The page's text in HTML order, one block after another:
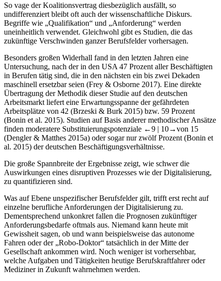
So vage der Koalitionsvertrag diesbezüglich ausfällt, so
undifferenziert bleibt oft auch der wissenschaftliche Diskurs.
Begriffe wie „Qualifikation“ und „Anforderung“ werden
uneinheitlich verwendet. Gleichwohl gibt es Studien, die das
zukünftige Verschwinden ganzer Berufsfelder vorhersagen.
Besonders großen Widerhall fand in den letzten Jahren eine
Untersuchung, nach der in den USA 47 Prozent aller Beschäftigten
in Berufen tätig sind, die in den nächsten ein bis zwei Dekaden
maschinell ersetzbar seien (Frey & Osborne 2017). Eine direkte
Übertragung der Methodik dieser Studie auf den deutschen
Arbeitsmarkt liefert eine Erwartungsspanne der gefährdeten
Arbeitsplätze von 42 (Brzeski & Burk 2015) bzw. 59 Prozent
(Bonin et al. 2015). Studien auf Basis anderer methodischer Ansätze
finden moderatere Substituierungspotenziale ←9 | 10→von 15
(Dengler & Matthes 2015a) oder sogar nur zwölf Prozent (Bonin et
al. 2015) der deutschen Beschäftigungsverhältnisse.
Die große Spannbreite der Ergebnisse zeigt, wie schwer die
Auswirkungen eines disruptiven Prozesses wie der Digitalisierung,
zu quantifizieren sind.
Was auf Ebene unspezifischer Berufsfelder gilt, trifft erst recht auf
einzelne berufliche Anforderungen der Digitalisierung zu.
Dementsprechend unkonkret fallen die Prognosen zukünftiger
Anforderungsbedarfe oftmals aus. Niemand kann heute mit
Gewissheit sagen, ob und wann beispielsweise das autonome
Fahren oder der „Robo-Doktor“ tatsächlich in der Mitte der
Gesellschaft ankommen wird. Noch weniger ist vorhersehbar,
welche Aufgaben und Tätigkeiten heutige Berufskraftfahrer oder
Mediziner in Zukunft wahrnehmen werden.